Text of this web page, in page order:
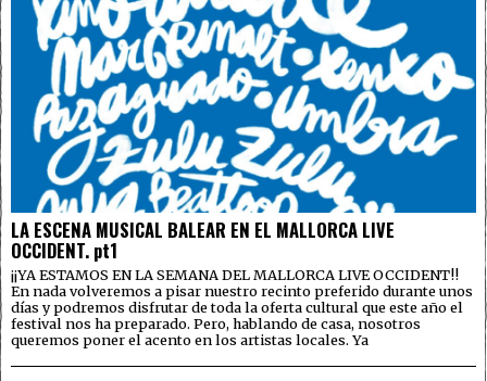
LA ESCENA MUSICAL BALEAR EN EL MALLORCA LIVE
OCCIDENT. pt1
¡¡YA ESTAMOS EN LA SEMANA DEL MALLORCA LIVE OCCIDENT!!
En nada volveremos a pisar nuestro recinto preferido durante unos
días y podremos disfrutar de toda la oferta cultural que este año el
festival nos ha preparado. Pero, hablando de casa, nosotros
queremos poner el acento en los artistas locales. Ya